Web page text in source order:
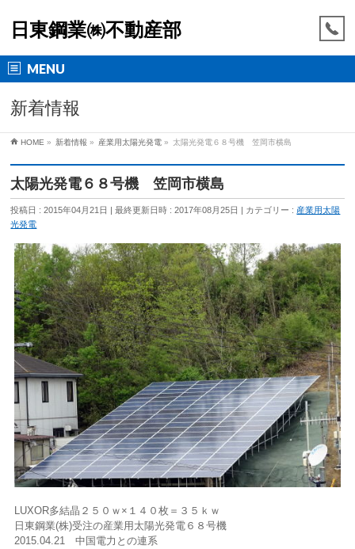
日東鋼業㈱不動産部
MENU
新着情報
HOME » 新着情報 » 産業用太陽光発電 » 太陽光発電６８号機 笠岡市横島
太陽光発電６８号機 笠岡市横島
投稿日 : 2015年04月21日 最終更新日時 : 2017年08月25日 カテゴリー : 産業用太陽
光発電
LUXOR多結晶２５０ｗ×１４０枚＝３５ｋｗ
日東鋼業(株)受注の産業用太陽光発電６８号機
2015.04.21 中国電力との連系